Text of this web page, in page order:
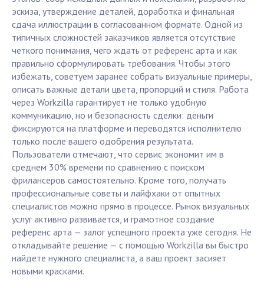
эскиза, утверждение деталей, доработка и финальная
сдача иллюстрации в согласованном формате. Одной из
типичных сложностей заказчиков является отсутствие
четкого понимания, чего ждать от референс арта и как
правильно сформулировать требования. Чтобы этого
избежать, советуем заранее собрать визуальные примеры,
описать важные детали цвета, пропорций и стиля. Работа
через Workzilla гарантирует не только удобную
коммуникацию, но и безопасность сделки: деньги
фиксируются на платформе и переводятся исполнителю
только после вашего одобрения результата.
Пользователи отмечают, что сервис экономит им в
среднем 30% времени по сравнению с поиском
фрилансеров самостоятельно. Кроме того, получать
профессиональные советы и лайфхаки от опытных
специалистов можно прямо в процессе. Рынок визуальных
услуг активно развивается, и грамотное создание
референс арта — залог успешного проекта уже сегодня. Не
откладывайте решение — с помощью Workzilla вы быстро
найдете нужного специалиста, а ваш проект засияет
новыми красками.